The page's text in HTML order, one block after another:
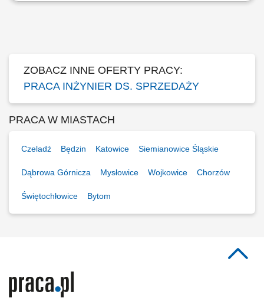
ZOBACZ INNE OFERTY PRACY:
PRACA INŻYNIER DS. SPRZEDAŻY
PRACA W MIASTACH
Czeladź Będzin Katowice Siemianowice Śląskie
Dąbrowa Górnicza Mysłowice Wojkowice Chorzów
Świętochłowice Bytom